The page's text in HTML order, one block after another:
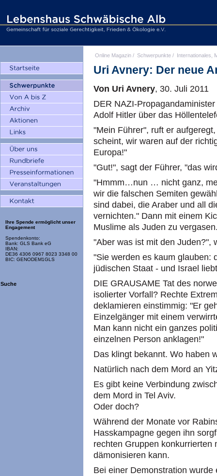
Ihre Spende ermöglicht unser
Engagement
Spendenkonto:
Bank: GLS Bank eG
IBAN:
DE36 4306 0967 8023 3348 00
BIC: GENODEM1GLS
Suche
Online Magazin / Schwerpunkte / Internationales,
Uri Avnery: Der neue
Von Uri Avnery, 30. Juli 2011
DER NAZI-
Adolf Hitler über das
"Mein Führer", ruft er
scheint, wir waren auf der
Europa!"
"Gut!", sagt der Führer, "das
"Hmmm…nun … nicht ganz,
wir die falschen Semiten
sind dabei, die Araber und all
vernichten." Dann mit einem
Muslime als Juden zu
"Aber was ist mit den Juden?",
"Sie werden es kaum glauben:
jüdischen Staat - und Israel
DIE GRAUSAME Tat des
isolierter Vorfall? Rechte
deklamieren einstimmig: "Er
Einzelgänger mit einem
Man kann nicht ein ganzes
einzelnen Person anklagen!"
Das klingt bekannt. Wo haben
Natürlich nach dem Mord an
Es gibt keine Verbindung
dem Mord in Tel Aviv.
Oder doch?
Während der Monate vor
Hasskampagne gegen ihn
rechten Gruppen konkurrierten
dämonisieren kann.
Bei einer Demonstration